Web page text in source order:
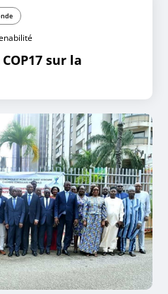
sur la